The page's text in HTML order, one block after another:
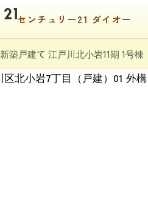
センチュリー21 ダイオー
新築戸建て 江戸川北小岩11期 1号棟